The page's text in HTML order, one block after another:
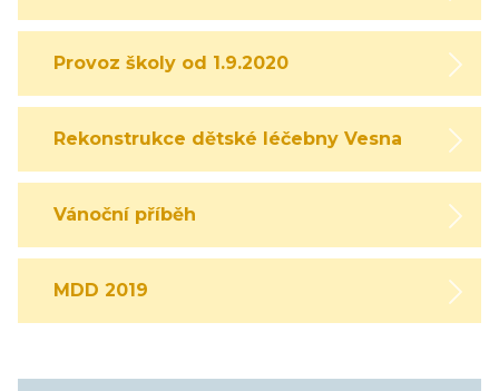
Provoz školy od 1.9.2020
Rekonstrukce dětské léčebny Vesna
Vánoční příběh
MDD 2019